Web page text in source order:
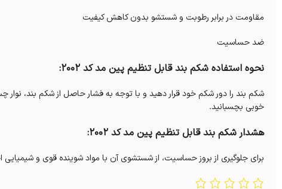
مقاومت در برابر رطوبت و شستشو بدون کاهش کیفیت
ضد حساسیت
نحوه استفاده شکم بند قابل تنظيم پین مد کد 2002:
شکم بند را دور شکم خود قرار دهید و با توجه به فشار حاصل از شکم بند،
خوبی بچسبانید.
هشدار شکم بند قابل تنظيم پین مد کد 2002:
برای جلوگیری از بروز حساسیت، از شستشوی آن با مواد شوینده قوی و شیمیایی